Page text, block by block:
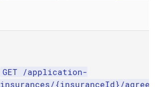
GET /application-
insurances/{insuranceId}/